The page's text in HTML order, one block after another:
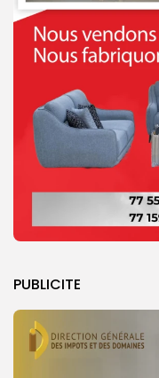
PUBLICITE